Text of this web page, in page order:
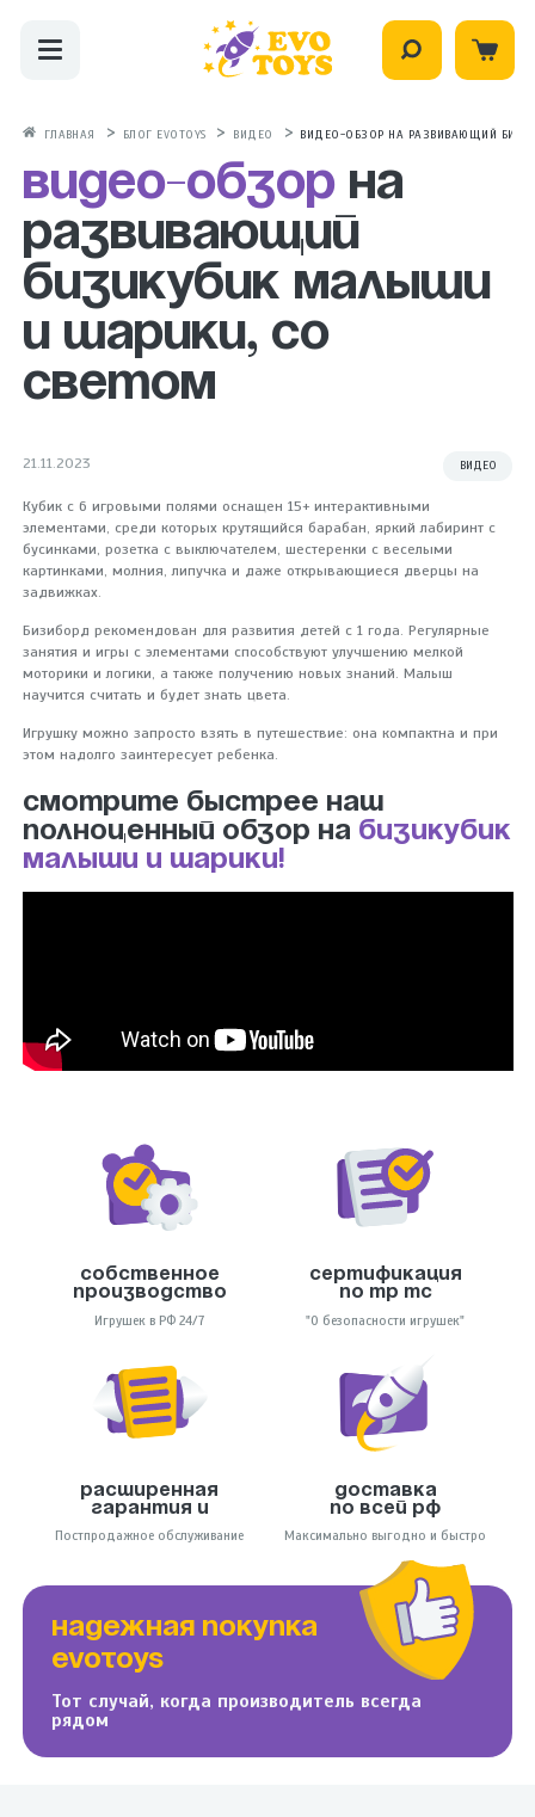
ГЛАВНАЯ БЛОГ EVOTOYS ВИДЕО ВИДЕО-ОБЗОР НА РАЗВИВАЮЩИЙ
Видео-обзорна
развивающий
бизикубик Малыши
и шарики, со
светом
21.11.2023 ВИДЕО
Кубик с 6 игровыми полями оснащен 15+ интерактивными
элементами, среди которых крутящийся барабан, яркий лабиринт с
бусинками, розетка с выключателем, шестеренки с веселыми
картинками, молния, липучка и даже открывающиеся дверцы на
задвижках.
Бизиборд рекомендован для развития детей с 1 года. Регулярные
занятия и игры с элементами способствуют улучшению мелкой
моторики и логики, а также получению новых знаний. Малыш
научится считать и будет знать цвета.
Игрушку можно запросто взять в путешествие: она компактна и при
этом надолго заинтересует ребенка.
Смотрите быстрее наш
полноценный обзор на бизикубик
Малыши и шарики!
Собственное
производство
Игрушек в РФ 24/7
Сертификация
по тр тс
"О безопасности игрушек"
Расширенная
гарантия и
Постпродажное обслуживание
Доставка
по всей РФ
Максимально выгодно и быстро
НАДЕЖНАЯ ПОКУПКА
EVOTOYS
Тот случай, когда производитель всегда
рядом